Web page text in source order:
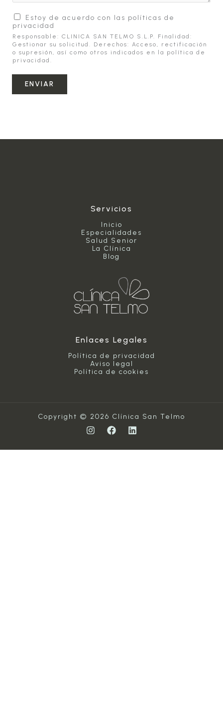
o
n
o
Estoy de acuerdo con las políticas de
privacidad
Responsable: CLINICA SAN TELMO S.L.P. Finalidad:
Gestionar su solicitud. Derechos: Acceso, rectificación
o supresión, así como otros indicados en la política de
privacidad.
ENVIAR
Servicios
Inicio
Especialidades
Salud Senior
La Clínica
Blog
Enlaces Legales
Política de privacidad
Aviso legal
Política de cookies
Copyright © 2026 Clínica San Telmo